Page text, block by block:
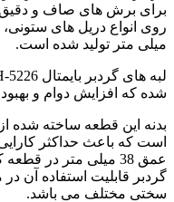
برای برش های صاف و دقیق
میلی متر تولید شده است.
شده که افزایش دوام و
است که باعث حداکثر
عمق 38 میلی متر در
گردبر قابلیت استفاده آن
سختی مختلف می باشد.